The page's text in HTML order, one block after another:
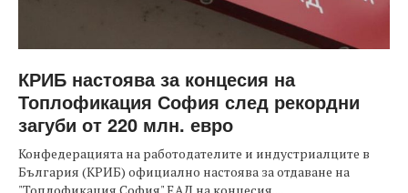
КРИБ настоява за концесия на
Топлофикация София след рекордни
загуби от 220 млн. евро
Конфедерацията на работодателите и индустриалците в
България (КРИБ) официално настоява за отдаване на